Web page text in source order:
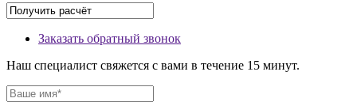
Заказать обратный звонок
Наш специалист свяжется с вами в течение 15 минут.